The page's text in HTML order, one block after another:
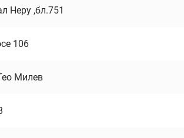
Неру ,бл.751
106
Милев